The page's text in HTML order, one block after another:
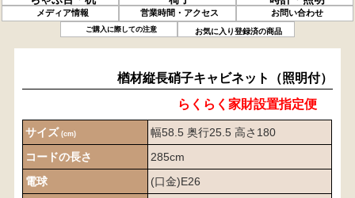
メディア情報 営業時間・アクセス お問い合わせ
ご購入に際しての注意 お気に入り登録済の商品
縦長硝子キャビネット （照明付）
楢材縦長硝子キャビネット（照明付）
らくらく家財設置指定便
サイズ (cm)
幅58.5 奥行25.5 高さ180
コードの長さ
285cm
電球
(口金)E26